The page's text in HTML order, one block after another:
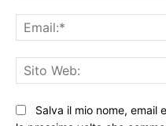
Salva il mio nome, email